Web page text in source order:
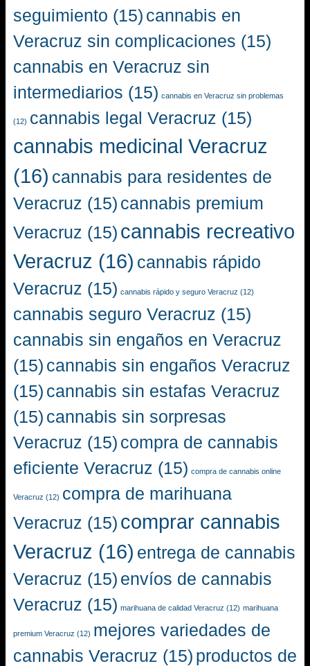
seguimiento (15) cannabis en
Veracruz sin complicaciones (15)
cannabis en Veracruz sin
intermediarios (15) cannabis en Veracruz sin problemas
(12) cannabis legal Veracruz (15)
cannabis medicinal Veracruz
(16) cannabis para residentes de
Veracruz (15) cannabis premium
Veracruz (15) cannabis recreativo
Veracruz (16) cannabis rápido
Veracruz (15) cannabis rápido y seguro Veracruz (12)
cannabis seguro Veracruz (15)
cannabis sin engaños en Veracruz
(15) cannabis sin engaños Veracruz
(15) cannabis sin estafas Veracruz
(15) cannabis sin sorpresas
Veracruz (15) compra de cannabis
eficiente Veracruz (15) compra de cannabis online
Veracruz (12) compra de marihuana
Veracruz (15) comprar cannabis
Veracruz (16) entrega de cannabis
Veracruz (15) envíos de cannabis
Veracruz (15) marihuana de calidad Veracruz (12) marihuana
premium Veracruz (12) mejores variedades de
cannabis Veracruz (15) productos de